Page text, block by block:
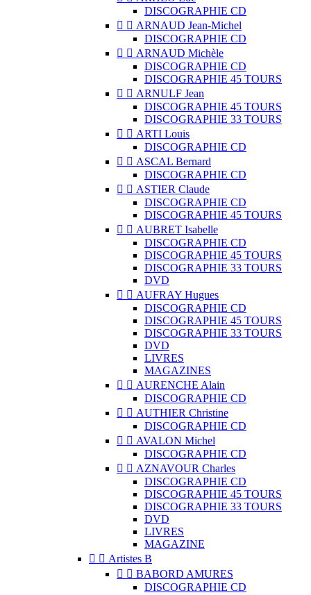
DISCOGRAPHIE CD
  ARNAUD Jean-Michel
DISCOGRAPHIE CD
  ARNAUD Michèle
DISCOGRAPHIE CD
DISCOGRAPHIE 45 TOURS
  ARNULF Jean
DISCOGRAPHIE 45 TOURS
DISCOGRAPHIE 33 TOURS
  ARTI Louis
DISCOGRAPHIE CD
  ASCAL Bernard
DISCOGRAPHIE CD
  ASTIER Claude
DISCOGRAPHIE CD
DISCOGRAPHIE 45 TOURS
  AUBRET Isabelle
DISCOGRAPHIE CD
DISCOGRAPHIE 45 TOURS
DISCOGRAPHIE 33 TOURS
DVD
  AUFRAY Hugues
DISCOGRAPHIE CD
DISCOGRAPHIE 45 TOURS
DISCOGRAPHIE 33 TOURS
DVD
LIVRES
MAGAZINES
  AURENCHE Alain
DISCOGRAPHIE CD
  AUTHIER Christine
DISCOGRAPHIE CD
  AVALON Michel
DISCOGRAPHIE CD
  AZNAVOUR Charles
DISCOGRAPHIE CD
DISCOGRAPHIE 45 TOURS
DISCOGRAPHIE 33 TOURS
DVD
LIVRES
MAGAZINE
  Artistes B
  BABORD AMURES
DISCOGRAPHIE CD